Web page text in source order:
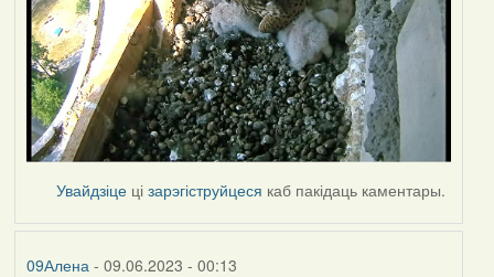
Увайдзіце цізарэгіструйцеся каб пакідаць каментары.
09Алена - 09.06.2023 - 00:13